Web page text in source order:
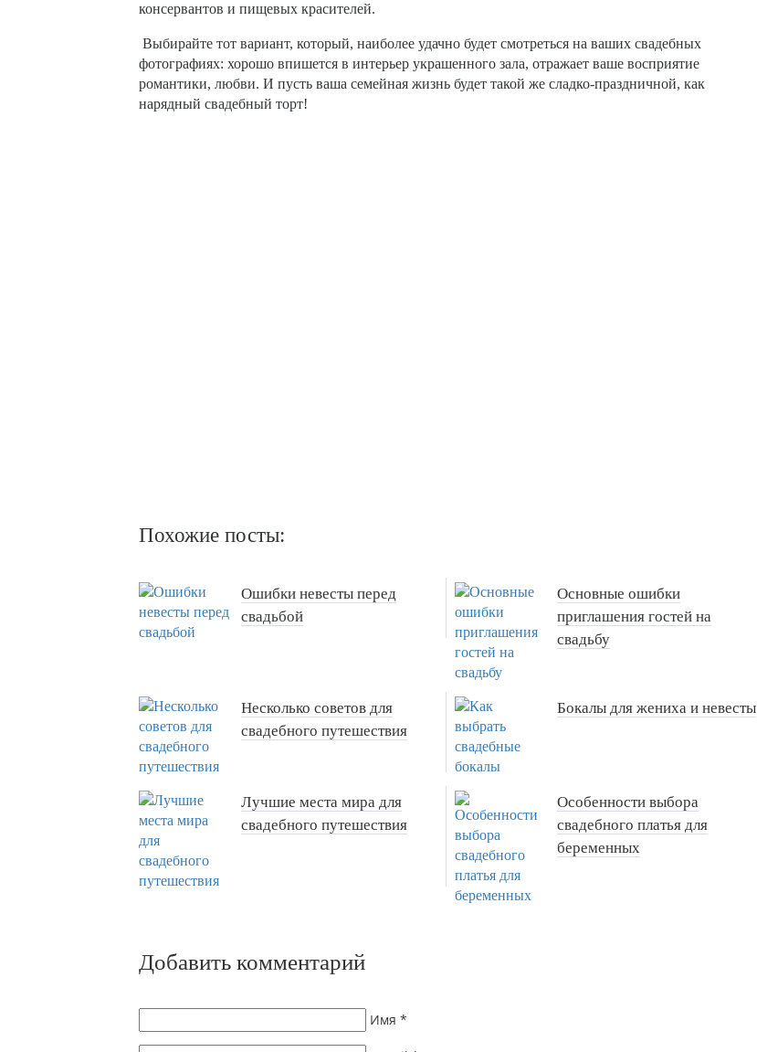
консервантов и пищевых красителей.
Выбирайте тот вариант, который, наиболее удачно будет смотреться на ваших свадебных
фотографиях: хорошо впишется в интерьер украшенного зала, отражает ваше восприятие
романтики, любви. И пусть ваша семейная жизнь будет такой же сладко-праздничной, как
нарядный свадебный торт!
Похожие посты:
Ошибки невесты перед
свадьбой
Основные ошибки
приглашения гостей на
свадьбу
Несколько советов для
свадебного путешествия
Бокалы для жениха и невесты
Лучшие места мира для
свадебного путешествия
Особенности выбора
свадебного платья для
беременных
Добавить комментарий
Имя *